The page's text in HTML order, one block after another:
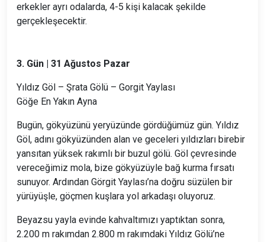
erkekler ayrı odalarda, 4-5 kişi kalacak şekilde
gerçekleşecektir.
3. Gün | 31 Ağustos Pazar
Yıldız Göl – Şrata Gölü – Gorgit Yaylası
Göğe En Yakın Ayna
Bugün, gökyüzünü yeryüzünde gördüğümüz gün. Yıldız
Göl, adını gökyüzünden alan ve geceleri yıldızları birebir
yansıtan yüksek rakımlı bir buzul gölü. Göl çevresinde
vereceğimiz mola, bize gökyüzüyle bağ kurma fırsatı
sunuyor. Ardından Görgit Yaylası’na doğru süzülen bir
yürüyüşle, göçmen kuşlara yol arkadaşı oluyoruz.
Beyazsu yayla evinde kahvaltımızı yaptıktan sonra,
2.200 m rakımdan 2.800 m rakımdaki Yıldız Gölü’ne